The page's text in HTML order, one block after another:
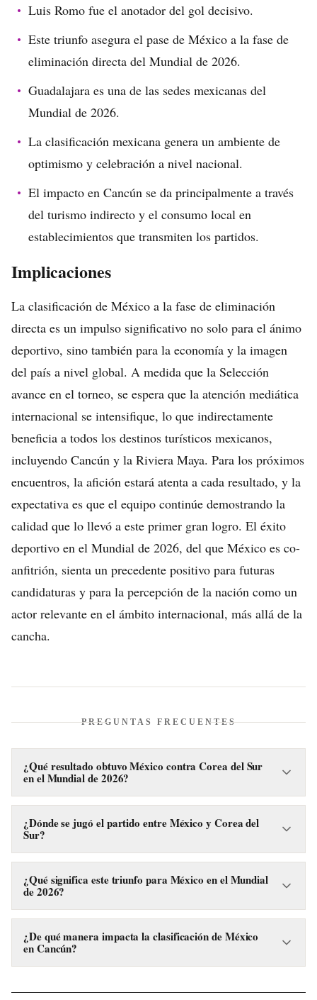
Luis Romo fue el anotador del gol decisivo.
Este triunfo asegura el pase de México a la fase de
eliminación directa del Mundial de 2026.
Guadalajara es una de las sedes mexicanas del
Mundial de 2026.
La clasificación mexicana genera un ambiente de
optimismo y celebración a nivel nacional.
El impacto en Cancún se da principalmente a través
del turismo indirecto y el consumo local en
establecimientos que transmiten los partidos.
Implicaciones
La clasificación de México a la fase de eliminación
directa es un impulso significativo no solo para el ánimo
deportivo, sino también para la economía y la imagen
del país a nivel global. A medida que la Selección
avance en el torneo, se espera que la atención mediática
internacional se intensifique, lo que indirectamente
beneficia a todos los destinos turísticos mexicanos,
incluyendo Cancún y la Riviera Maya. Para los próximos
encuentros, la afición estará atenta a cada resultado, y la
expectativa es que el equipo continúe demostrando la
calidad que lo llevó a este primer gran logro. El éxito
deportivo en el Mundial de 2026, del que México es co-
anfitrión, sienta un precedente positivo para futuras
candidaturas y para la percepción de la nación como un
actor relevante en el ámbito internacional, más allá de la
cancha.
PREGUNTAS FRECUENTES
¿Qué resultado obtuvo México contra Corea del Sur
en el Mundial de 2026?
La Selección Mexicana venció a Corea del Sur con un
marcador de 1-0. El único gol del partido fue anotado por
Luis Romo, lo que aseguró la clasificación de México a la
siguiente fase.
¿Dónde se jugó el partido entre México y Corea del
Sur?
El encuentro se llevó a cabo en Guadalajara, que es una de
las ciudades anfitrionas del Mundial de 2026 en México. La
victoria permitió a la Selección Mexicana avanzar en el
torneo.
¿Qué significa este triunfo para México en el Mundial
de 2026?
La victoria por 1-0 contra Corea del Sur significa que
México ha asegurado su pase a la fase de eliminación directa
del torneo. Este resultado es crucial para sus aspiraciones en
la competencia.
¿De qué manera impacta la clasificación de México
en Cancún?
un impulso indirecto al turismo y la economía local. Turistas